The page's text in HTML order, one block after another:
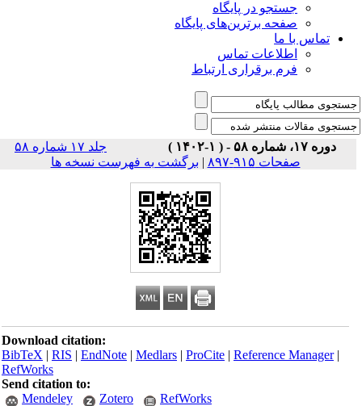
جستجو در پایگاه
صفحه برترین‌های پایگاه
تماس با ما
اطلاعات تماس
فرم برقراری ارتباط
دوره ۱۷، شماره ۵۸ - ( ۱-۱۴۰۲ )
جلد ۱۷ شماره ۵۸
صفحات ۹۱۵-۸۹۷
| برگشت به فهرست نسخه ها
Download citation:
BibTeX|RIS|EndNote|Medlars|ProCite|Reference Manager
RefWorks
Send citation to:
Mendeley
Zotero RefWorks